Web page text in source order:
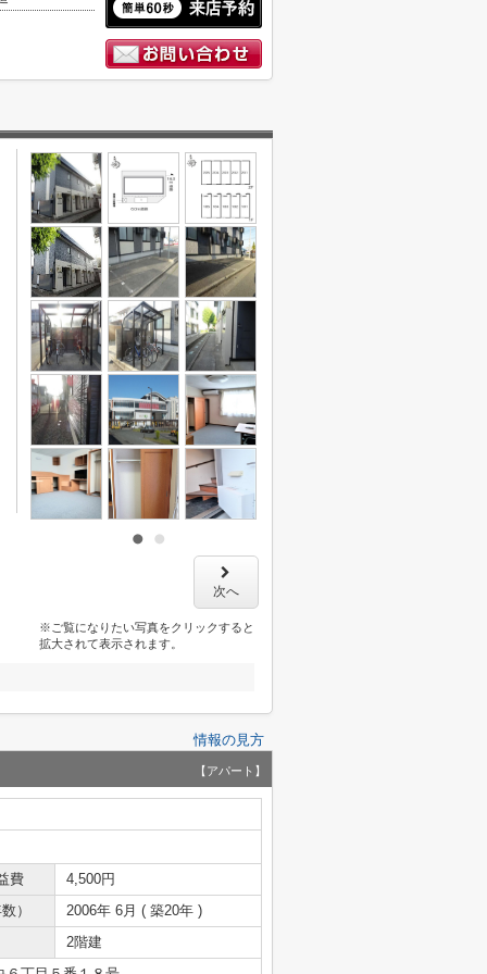
次へ
※ご覧になりたい写真をクリックすると
拡大されて表示されます。
情報の見方
【アパート】
費
4,500円
）
2006年 6月 ( 築20年 )
2階建